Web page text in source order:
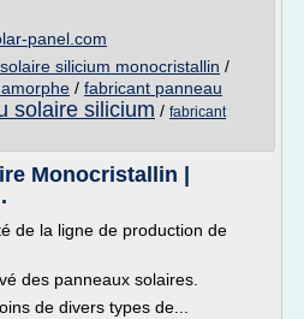
panel.com
silicium monocristallin /
/ fabricant panneau
solaire silicium / fabricant
Monocristallin |
de la ligne de production de
des panneaux solaires.
de divers types de...